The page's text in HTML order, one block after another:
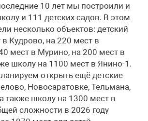
10 лет мы построили и
и 111 детских садов. В этом
несколько объектов: детский
Кудрово, на 220 мест в
мест в Мурино, на 200 мест в
школу на 1100 мест в Янино-1.
открыть ещё детские
Новосаратовке, Тельмана,
также школу на 1300 мест в
сложности в 2026 году